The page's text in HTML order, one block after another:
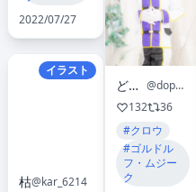
2022/07/27
イラスト
枯@kar_6214
どぺろ
@dopero3
132
36
#クロウ
#ゴルドル
フ・ムジー
ク